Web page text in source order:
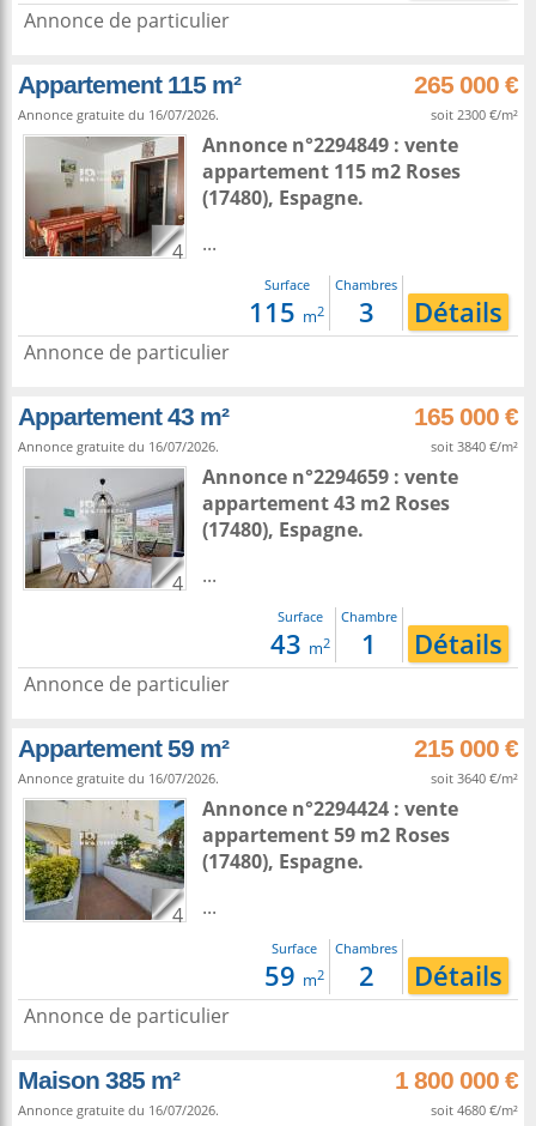
Annonce de particulier
Appartement 115 m² 265 000 €
Annonce gratuite du 16/07/2026. soit 2300 €/m²
4
Annonce n°2294849 : vente
appartement 115 m2 Roses
(17480), Espagne.
...
Surface
115 m2
Chambres
3 Détails
Annonce de particulier
Appartement 43 m² 165 000 €
Annonce gratuite du 16/07/2026. soit 3840 €/m²
4
Annonce n°2294659 : vente
appartement 43 m2 Roses
(17480), Espagne.
...
Surface
43 m2
Chambre
1 Détails
Annonce de particulier
Appartement 59 m² 215 000 €
Annonce gratuite du 16/07/2026. soit 3640 €/m²
4
Annonce n°2294424 : vente
appartement 59 m2 Roses
(17480), Espagne.
...
Surface
59 m2
Chambres
2 Détails
Annonce de particulier
Maison 385 m² 1 800 000 €
Annonce gratuite du 16/07/2026. soit 4680 €/m²